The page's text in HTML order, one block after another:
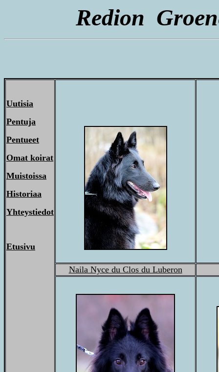
Redion
Uutisia
Pentuja
Pentueet
Omat koirat
Muistoissa
Historiaa
Yhteystiedot
Etusivu
Naila Nyce du Clos du Luberon